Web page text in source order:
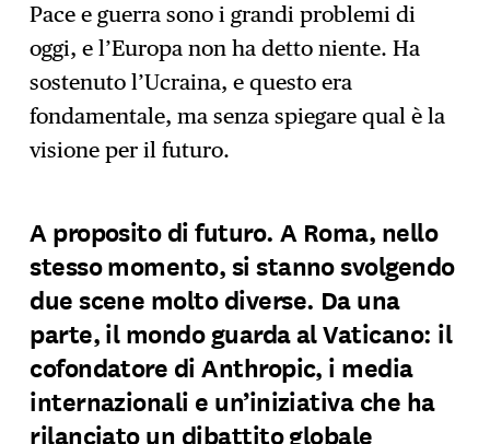
Pace e guerra sono i grandi problemi di
oggi, e l’Europa non ha detto niente. Ha
sostenuto l’Ucraina, e questo era
fondamentale, ma senza spiegare qual è la
visione per il futuro.
A proposito di futuro. A Roma, nello
stesso momento, si stanno svolgendo
due scene molto diverse. Da una
parte, il mondo guarda al Vaticano: il
cofondatore di Anthropic, i media
internazionali e un’iniziativa che ha
rilanciato un dibattito globale